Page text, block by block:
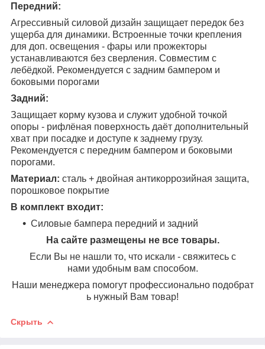
Передний:
Агрессивный силовой дизайн защищает передок без
ущерба для динамики. Встроенные точки крепления
для доп. освещения - фары или прожекторы
устанавливаются без сверления. Совместим с
лебёдкой. Рекомендуется с задним бампером и
боковыми порогами
Задний:
Защищает корму кузова и служит удобной точкой
опоры - рифлёная поверхность даёт дополнительный
хват при посадке и доступе к заднему грузу.
Рекомендуется с передним бампером и боковыми
порогами.
Материал: сталь + двойная антикоррозийная защита,
порошковое покрытие
В комплект входит:
Силовые бампера передний и задний
На сайте размещены не все товары.
Если Вы не нашли то, что искали - свяжитесь с
нами удобным вам способом.
Наши менеджера помогут профессионально подобрат
ь нужный Вам товар!
Скрыть